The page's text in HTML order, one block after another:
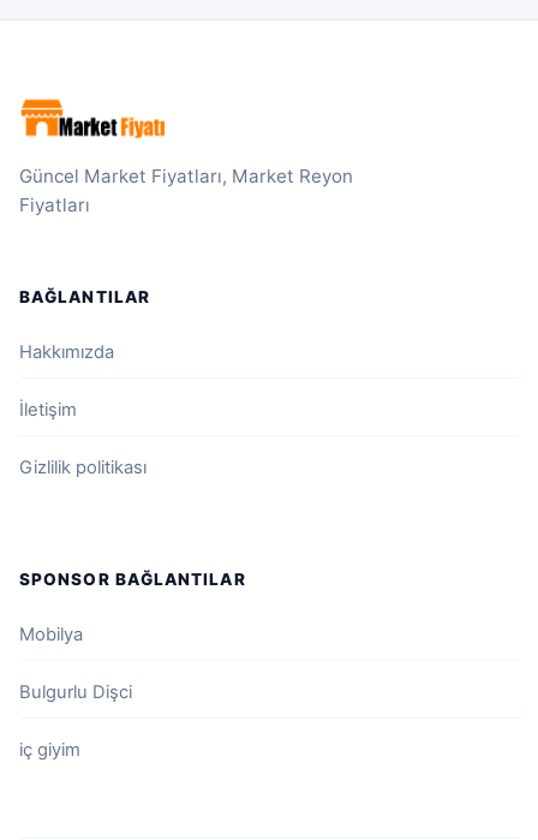
Güncel Market Fiyatları, Market Reyon
Fiyatları
BAĞLANTILAR
Hakkımızda
İletişim
Gizlilik politikası
SPONSOR BAĞLANTILAR
Mobilya
Bulgurlu Dişci
iç giyim